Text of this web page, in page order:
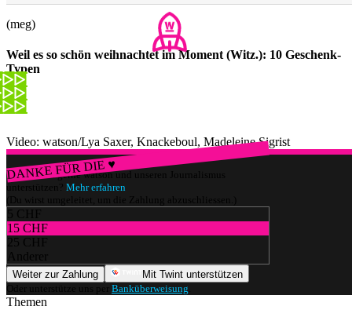
(meg)
Weil es so schön weihnachtet im Moment (Witz.): 10 Geschenk-
Typen
Video: watson/Lya Saxer, Knackeboul, Madeleine Sigrist
DANKE FÜR DIE ♥
Würdest du gerne watson und unseren Journalismus
unterstützen? Mehr erfahren
(Du wirst umgeleitet, um die Zahlung abzuschliessen.)
5 CHF
15 CHF
25 CHF
Anderer
Weiter zur Zahlung
Mit Twint unterstützen
Oder unterstütze uns per Banküberweisung
Themen